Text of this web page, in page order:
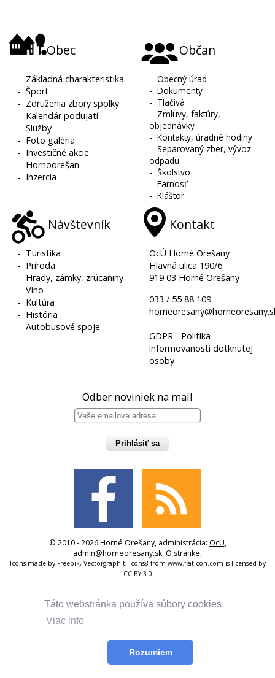
Táto webstránka používa súbory cookies.
Viac info
Rozumiem
Obec
- Základná charakteristika
-Šport
- Združenia zbory spolky
- Kalendár podujatí
-Služby
- Foto galéria
- Investičné akcie
- Hornoorešan
- Inzercia
Občan
-Obecný úrad
-Dokumenty
- Tlačivá
- Zmluvy, faktúry,
objednávky
-Kontakty, úradné hodiny
-Separovaný zber, vývoz
odpadu
-Školstvo
-Farnosť
-Kláštor
Návštevník
- Turistika
- Príroda
- Hrady, zámky, zrúcaniny
-Víno
- Kultúra
- História
-Autobusové spoje
Kontakt
OcÚ Horné Orešany
Hlavná ulica 190/6
919 03 Horné Orešany
033 / 55 88 109
GDPR - Politika
informovanosti dotknutej
osoby
Odber noviniek na mail
Prihlásiť sa
© 2010 - 2026 Horné Orešany, administrácia: OcU,
admin@horneoresany.sk, O stránke,
Icons made by Freepik, Vectorgraphit, Icons8 from www.flaticon.com is licensed by
CC BY 3.0